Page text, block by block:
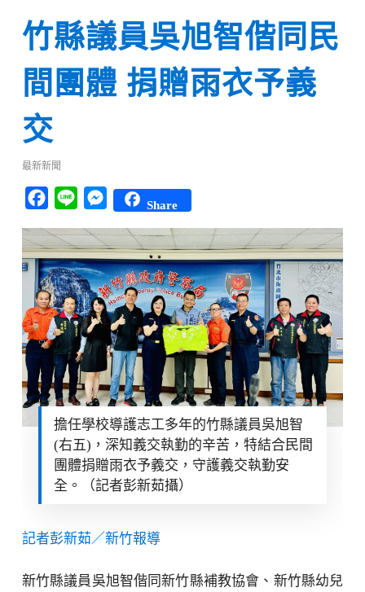
竹縣議員吳旭智偕同民
間團體 捐贈雨衣予義
交
最新新聞
Facebook
Line Messenger
Share
擔任學校導護志工多年的竹縣議員吳旭智
(右五)，深知義交執勤的辛苦，特結合民間
團體捐贈雨衣予義交，守護義交執勤安
全。（記者彭新茹攝）
記者彭新茹／新竹報導
新竹縣議員吳旭智偕同新竹縣補教協會、新竹縣幼兒